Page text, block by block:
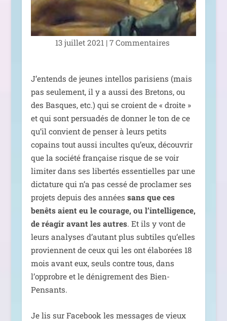
13 juillet 2021 | 7 Commentaires
J’entends de jeunes intel­los pari­siens (mais
pas seule­ment, il y a aus­si des Bretons, ou
des Basques, etc.) qui se croient de « droite »
et qui sont per­sua­dés de don­ner le ton de ce
qu’il convient de pen­ser à leurs petits
copains tout aus­si incultes qu’eux, décou­vrir
que la socié­té fran­çaise risque de se voir
limi­ter dans ses liber­tés essen­tielles par une
dic­ta­ture qui n’a pas ces­sé de pro­cla­mer ses
pro­jets depuis des années sans que ces
benêts aient eu le cou­rage, ou l’intelligence,
de réagir avant les autres. Et ils y vont de
leurs ana­lyses d’autant plus sub­tiles qu’elles
pro­viennent de ceux qui les ont éla­bo­rées 18
mois avant eux, seuls contre tous, dans
l’opprobre et le déni­gre­ment des Bien-
Pensants.
Je lis sur Facebook les mes­sages de vieux